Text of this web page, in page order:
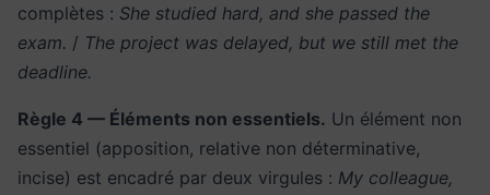
complètes : She studied hard, and she passed the
exam. / The project was delayed, but we still met the
deadline.
Règle 4 — Éléments non essentiels. Un élément non
essentiel (apposition, relative non déterminative,
incise) est encadré par deux virgules : My colleague,